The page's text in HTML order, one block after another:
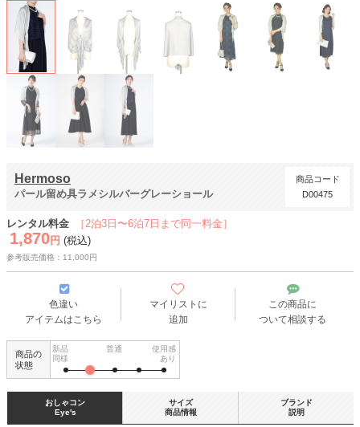
Hermoso
パール留め具ラメシルバーグレーショール
商品コード
D00475
［2泊3日〜6泊7日まで同一料金］
レンタル料金
1,870 円 (税込)
参考販売価格：11,000円
色違い
アイテムはこちら
マイリストに
追加
この商品に
ついて相談する
商品の
状態
新品
同様
普通
使用感
あり
おしゃコン
Eye's
サイズ
商品情報
ブランド
説明